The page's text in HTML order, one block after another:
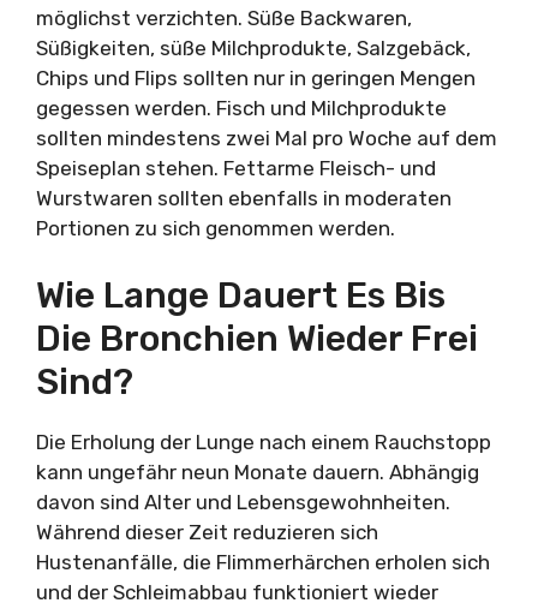
möglichst verzichten. Süße Backwaren,
Süßigkeiten, süße Milchprodukte, Salzgebäck,
Chips und Flips sollten nur in geringen Mengen
gegessen werden. Fisch und Milchprodukte
sollten mindestens zwei Mal pro Woche auf dem
Speiseplan stehen. Fettarme Fleisch- und
Wurstwaren sollten ebenfalls in moderaten
Portionen zu sich genommen werden.
Wie Lange Dauert Es Bis
Die Bronchien Wieder Frei
Sind?
Die Erholung der Lunge nach einem Rauchstopp
kann ungefähr neun Monate dauern. Abhängig
davon sind Alter und Lebensgewohnheiten.
Während dieser Zeit reduzieren sich
Hustenanfälle, die Flimmerhärchen erholen sich
und der Schleimabbau funktioniert wieder